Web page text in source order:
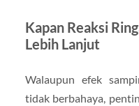
Kapan Reaksi
Lebih Lanjut
Walaupun efek
tidak berbahaya,